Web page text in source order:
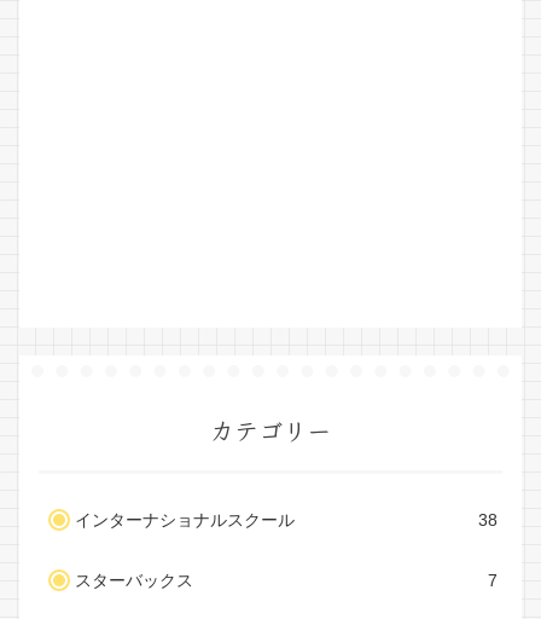
カテゴリー
インターナショナルスクール 38
スターバックス 7